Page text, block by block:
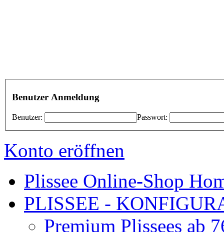
Benutzer Anmeldung
Benutzer: Passwort:
Konto eröffnen
Plissee Online-Shop
PLISSEE -
Premium Plissees ab